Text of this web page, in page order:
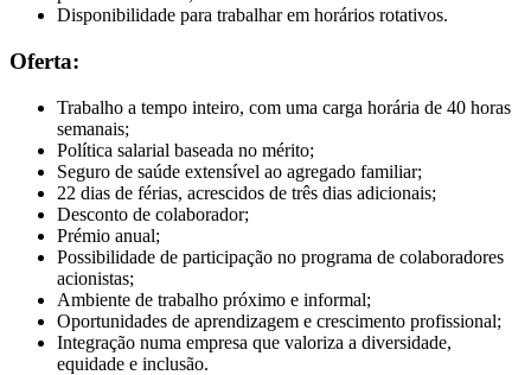
Disponibilidade para trabalhar em horários rotativos.
Oferta:
Trabalho a tempo inteiro, com uma carga horária de 40 horas
semanais;
Política salarial baseada no mérito;
Seguro de saúde extensível ao agregado familiar;
22 dias de férias, acrescidos de três dias adicionais;
Desconto de colaborador;
Prémio anual;
Possibilidade de participação no programa de colaboradores
acionistas;
Ambiente de trabalho próximo e informal;
Oportunidades de aprendizagem e crescimento profissional;
Integração numa empresa que valoriza a diversidade,
equidade e inclusão.